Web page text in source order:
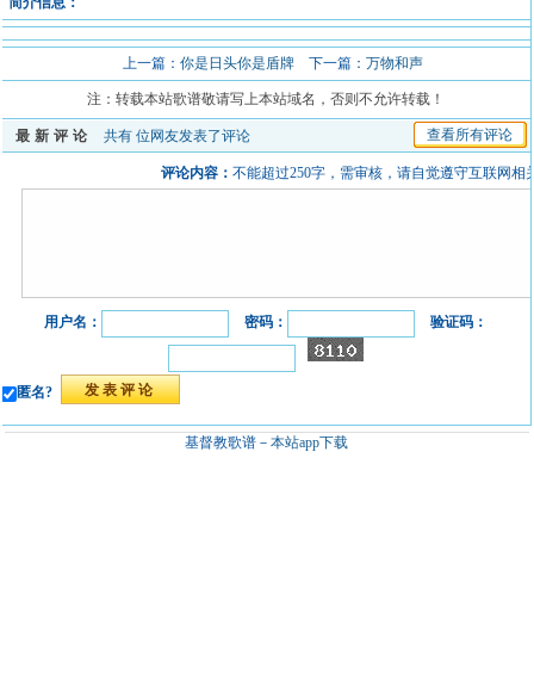
上一篇： 你是日头你是盾牌下一篇： 万物和声
注：转载本站歌谱敬请写上本站域名，否则不允许转载！
最新评论 共有位网友发表了评论 查看所有评论
评论内容：不能超过250字，需审核，请自觉遵守互联网相
用户名： 密码： 验证码：
匿名?
基督教歌谱－本站app下载